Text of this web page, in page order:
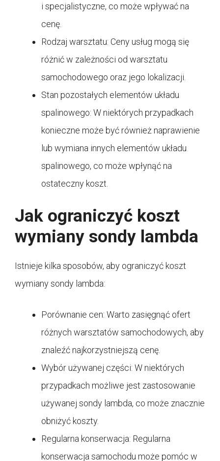
i specjalistyczne, co może wpływać na
cenę.
Rodzaj warsztatu: Ceny usług mogą się
różnić w zależności od warsztatu
samochodowego oraz jego lokalizacji.
Stan pozostałych elementów układu
spalinowego: W niektórych przypadkach
konieczne może być również naprawienie
lub wymiana innych elementów układu
spalinowego, co może wpłynąć na
ostateczny koszt.
Jak ograniczyć koszt
wymiany sondy lambda
Istnieje kilka sposobów, aby ograniczyć koszt
wymiany sondy lambda:
Porównanie cen: Warto zasięgnąć ofert
różnych warsztatów samochodowych, aby
znaleźć najkorzystniejszą cenę.
Wybór używanej części: W niektórych
przypadkach możliwe jest zastosowanie
używanej sondy lambda, co może znacznie
obniżyć koszty.
Regularna konserwacja: Regularna
konserwacja samochodu może pomóc w